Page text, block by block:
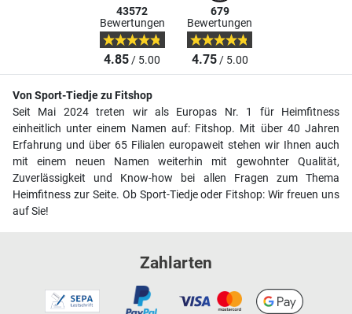
43572
Bewertungen
4.85/ 5.00
679
Bewertungen
4.75/ 5.00
Von Sport-Tiedje zu Fitshop
Seit Mai 2024 treten wir als Europas Nr. 1 für Heimfitness
einheitlich unter einem Namen auf: Fitshop. Mit über 40 Jahren
Erfahrung und über 65 Filialen europaweit stehen wir Ihnen auch
mit einem neuen Namen weiterhin mit gewohnter Qualität,
Zuverlässigkeit und Know-how bei allen Fragen zum Thema
Heimfitness zur Seite. Ob Sport-Tiedje oder Fitshop: Wir freuen uns
auf Sie!
Zahlarten